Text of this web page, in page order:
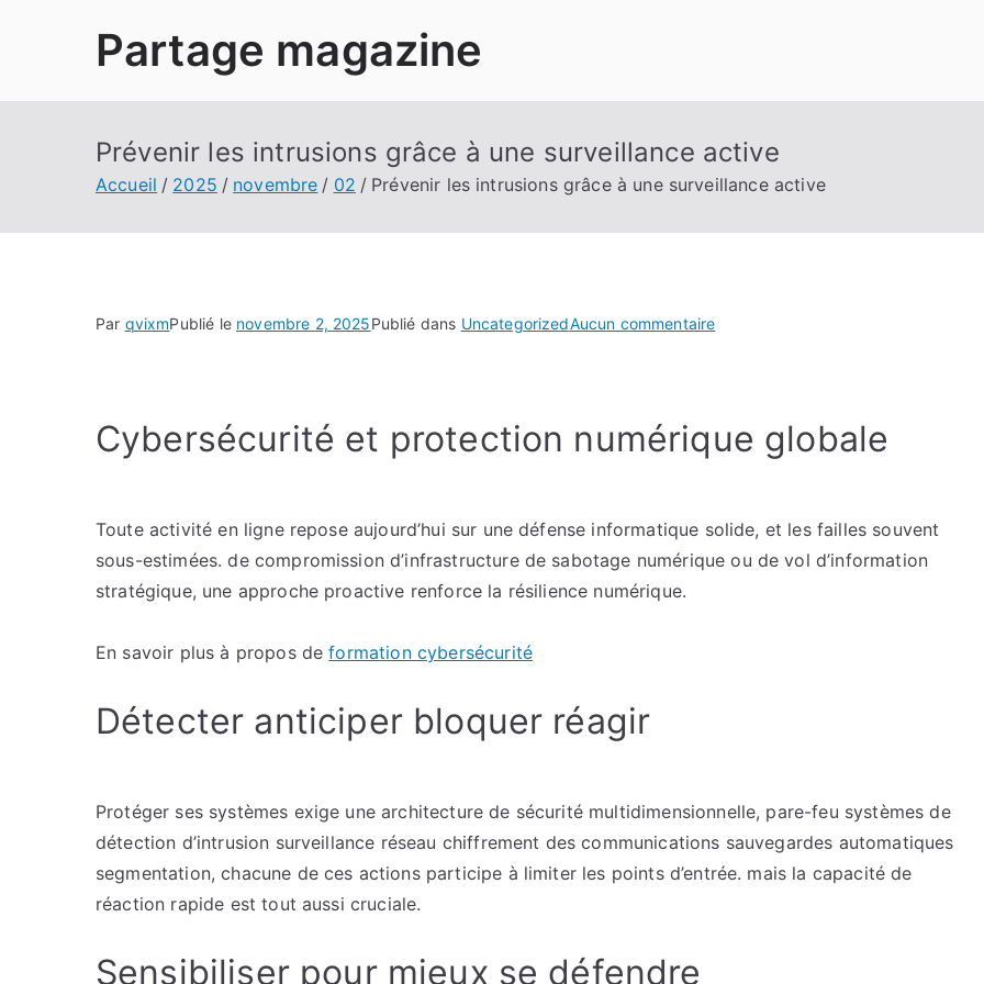
Partage magazine
Prévenir les intrusions grâce à une surveillance active
Accueil 2025 novembre 02 Prévenir les intrusions grâce à une surveillance active
Par qvixmPublié le novembre 2, 2025Publié dans UncategorizedAucun commentairesur
grâce
active
Cybersécurité et protection numérique globale
Toute activité en ligne repose aujourd’hui sur une défense informatique solide, et les failles souvent
sous-estimées. de compromission d’infrastructure de sabotage numérique ou de vol d’information
stratégique, une approche proactive renforce la résilience numérique.
En savoir plus à propos deformation cybersécurité
Détecter anticiper bloquer réagir
Protéger ses systèmes exige une architecture de sécurité multidimensionnelle, pare-feu systèmes de
détection d’intrusion surveillance réseau chiffrement des communications sauvegardes automatiques
segmentation, chacune de ces actions participe à limiter les points d’entrée. mais la capacité de
réaction rapide est tout aussi cruciale.
Sensibiliser pour mieux se défendre